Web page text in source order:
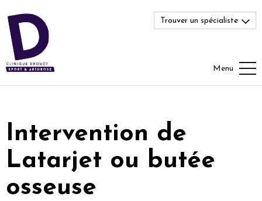
Trouver un spécialiste
Menu
Intervention de
Latarjet ou butée
osseuse